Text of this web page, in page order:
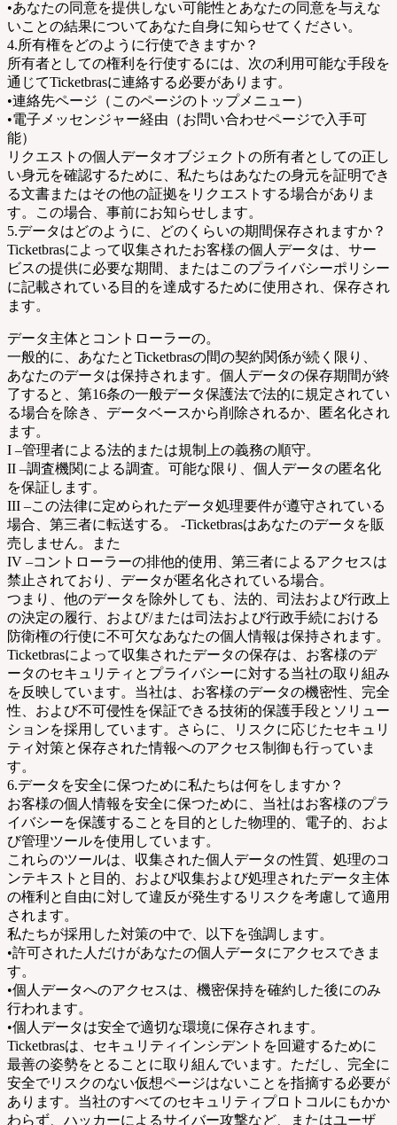
•あなたの同意を提供しない可能性とあなたの同意を与えな
いことの結果についてあなた自身に知らせてください。
4.所有権をどのように行使できますか？
所有者としての権利を行使するには、次の利用可能な手段を
通じてTicketbrasに連絡する必要があります。
•連絡先ページ（このページのトップメニュー）
•電子メッセンジャー経由（お問い合わせページで入手可
能）
リクエストの個人データオブジェクトの所有者としての正し
い身元を確認するために、私たちはあなたの身元を証明でき
る文書またはその他の証拠をリクエストする場合がありま
す。この場合、事前にお知らせします。
5.データはどのように、どのくらいの期間保存されますか？
Ticketbrasによって収集されたお客様の個人データは、サー
ビスの提供に必要な期間、またはこのプライバシーポリシー
に記載されている目的を達成するために使用され、保存され
ます。
データ主体とコントローラーの。
一般的に、あなたとTicketbrasの間の契約関係が続く限り、
あなたのデータは保持されます。個人データの保存期間が終
了すると、第16条の一般データ保護法で法的に規定されてい
る場合を除き、データベースから削除されるか、匿名化され
ます。
I –管理者による法的または規制上の義務の順守。
II –調査機関による調査。可能な限り、個人データの匿名化
を保証します。
III –この法律に定められたデータ処理要件が遵守されている
場合、第三者に転送する。 -Ticketbrasはあなたのデータを販
売しません。また
IV –コントローラーの排他的使用、第三者によるアクセスは
禁止されており、データが匿名化されている場合。
つまり、他のデータを除外しても、法的、司法および行政上
の決定の履行、および/または司法および行政手続における
防衛権の行使に不可欠なあなたの個人情報は保持されます。
Ticketbrasによって収集されたデータの保存は、お客様のデ
ータのセキュリティとプライバシーに対する当社の取り組み
を反映しています。当社は、お客様のデータの機密性、完全
性、および不可侵性を保証できる技術的保護手段とソリュー
ションを採用しています。さらに、リスクに応じたセキュリ
ティ対策と保存された情報へのアクセス制御も行っていま
す。
6.データを安全に保つために私たちは何をしますか？
お客様の個人情報を安全に保つために、当社はお客様のプラ
イバシーを保護することを目的とした物理的、電子的、およ
び管理ツールを使用しています。
これらのツールは、収集された個人データの性質、処理のコ
ンテキストと目的、および収集および処理されたデータ主体
の権利と自由に対して違反が発生するリスクを考慮して適用
されます。
私たちが採用した対策の中で、以下を強調します。
•許可された人だけがあなたの個人データにアクセスできま
す。
•個人データへのアクセスは、機密保持を確約した後にのみ
行われます。
•個人データは安全で適切な環境に保存されます。
Ticketbrasは、セキュリティインシデントを回避するために
最善の姿勢をとることに取り組んでいます。ただし、完全に
安全でリスクのない仮想ページはないことを指摘する必要が
あります。当社のすべてのセキュリティプロトコルにもかか
わらず、ハッカーによるサイバー攻撃など、またはユーザ